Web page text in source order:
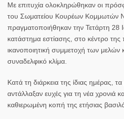
Με επιτυχία ολοκληρώθηκαν οι
του Σωματείου Κουρέων Κομμωτών
πραγματοποιήθηκαν την Τετάρτη 28
κατάστημα εστίασης, στο κέντρο
ικανοποιητική συμμετοχή των μελών
συναδελφικό κλίμα.
Κατά τη διάρκεια της ίδιας ημέρας,
αντάλλαξαν ευχές για τη νέα χρονιά
καθιερωμένη κοπή της ετήσιας